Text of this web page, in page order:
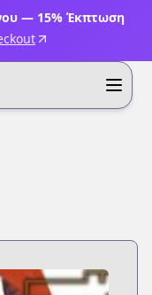
— 15% Έκπτωση